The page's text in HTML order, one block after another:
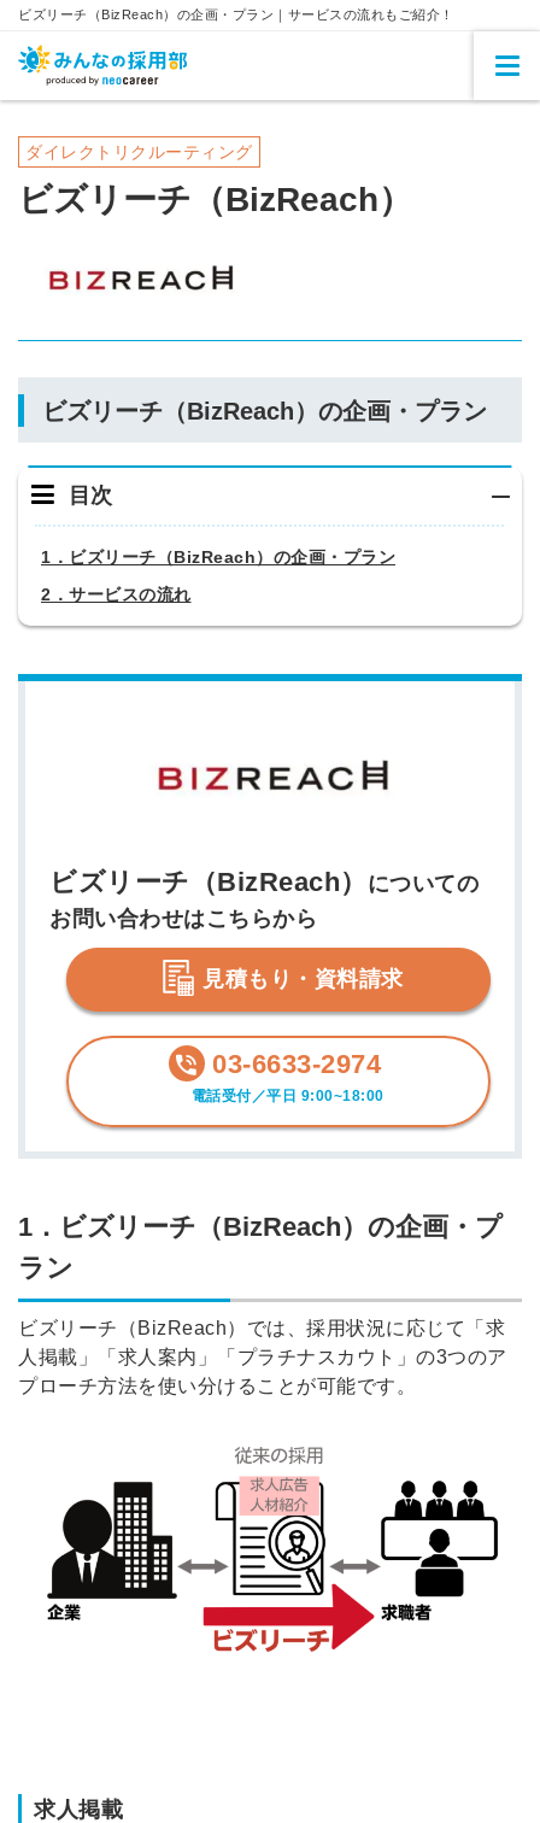
ビズリーチ（BizReach）の企画・プラン｜サービスの流れもご紹介！
ダイレクトリクルーティング
ビズリーチ（BizReach）
ビズリーチ（BizReach）の企画・プラン
目次
1．ビズリーチ（BizReach）の企画・プラン
2．サービスの流れ
ビズリーチ（BizReach）
についての
お問い合わせはこちらから
見積もり・資料請求
03-6633-2974
電話受付／平日 9:00~18:00
1．ビズリーチ（BizReach）の企画・プ
ラン
ビズリーチ（BizReach）では、採用状況に応じて「求
人掲載」「求人案内」「プラチナスカウト」の3つのア
プローチ方法を使い分けることが可能です。
求人掲載